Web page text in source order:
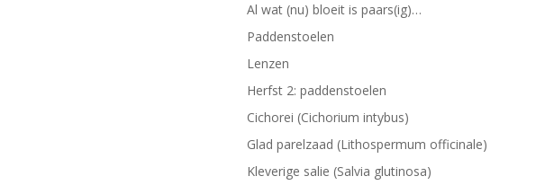
Al wat (nu) bloeit is paars(ig)…
Paddenstoelen
Lenzen
Herfst 2: paddenstoelen
Cichorei (Cichorium intybus)
Glad parelzaad (Lithospermum officinale)
Kleverige salie (Salvia glutinosa)